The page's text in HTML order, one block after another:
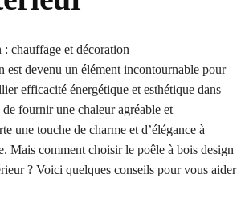
est devenu un élément incontournable pour
efficacité énergétique et esthétique dans
fournir une chaleur agréable et
une touche de charme et d’élégance à
Mais comment choisir le poêle à bois design
? Voici quelques conseils pour vous aider